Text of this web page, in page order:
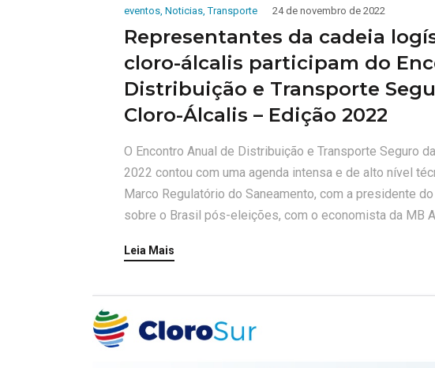
eventos Noticias ,Transporte 24 de novembro de 2022
Representantes da cadeia
cloro-álcalis participam do
Distribuição e Transporte
Cloro-Álcalis – Edição 2022
O Encontro Anual de Distribuição e Transporte Seguro
2022 contou com uma agenda intensa e de alto nível
Marco Regulatório do Saneamento, com a presidente
sobre o Brasil pós-eleições, com o economista da MB
Leia Mais